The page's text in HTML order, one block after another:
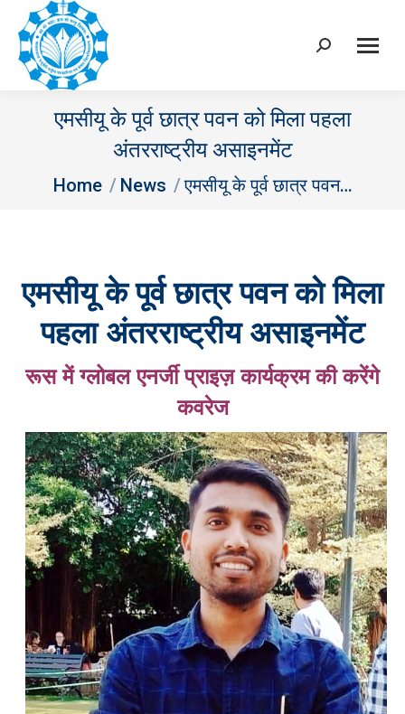
Search:
एमसीयू के पूर्व छात्र पवन को मिला पहला
अंतरराष्ट्रीय असाइनमेंट
You are here:
Home News एमसीयू के पूर्व छात्र पवन…
एमसीयू के पूर्व छात्र पवन को मिला
पहला अंतरराष्ट्रीय असाइनमेंट
रूस में ग्लोबल एनर्जी प्राइज़ कार्यक्रम की करेंगे
कवरेज